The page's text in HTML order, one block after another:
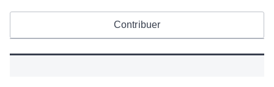
Contribuer